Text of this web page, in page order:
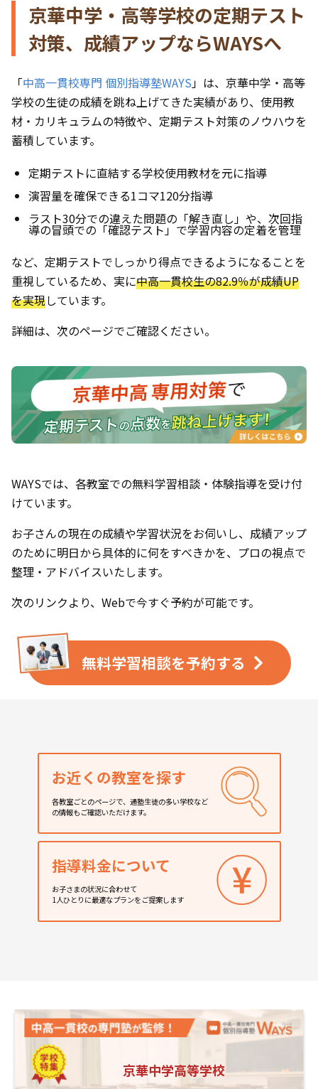
京華中学・高等学校の定期テスト
対策、成績アップならWAYSへ
「中高一貫校専門 個別指導塾WAYS」は、京華中学・高等
学校の生徒の成績を跳ね上げてきた実績があり、使用教
材・カリキュラムの特徴や、定期テスト対策のノウハウを
蓄積しています。
定期テストに直結する学校使用教材を元に指導
演習量を確保できる1コマ120分指導
ラスト30分での違えた問題の「解き直し」や、次回指
導の冒頭での「確認テスト」で学習内容の定着を管理
など、定期テストでしっかり得点できるようになることを
重視しているため、実に中高一貫校生の82.9％が成績UP
を実現しています。
詳細は、次のページでご確認ください。
WAYSでは、各教室での無料学習相談・体験指導を受け付
けています。
お子さんの現在の成績や学習状況をお伺いし、成績アップ
のために明日から具体的に何をすべきかを、プロの視点で
整理・アドバイスいたします。
次のリンクより、Webで今すぐ予約が可能です。
無料学習相談を予約する
お近くの教室を探す
各教室ごとのページで、通塾生徒の多い学校など
の情報もご確認いただけます。
指導料金について
お子さまの状況に合わせて
1人ひとりに最適なプランをご提案します
京華中学高等学校